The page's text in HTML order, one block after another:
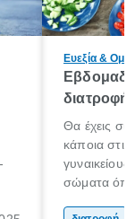
Ευεξία &
Θα έχεις
κάποια
γυναικείους
σώματα